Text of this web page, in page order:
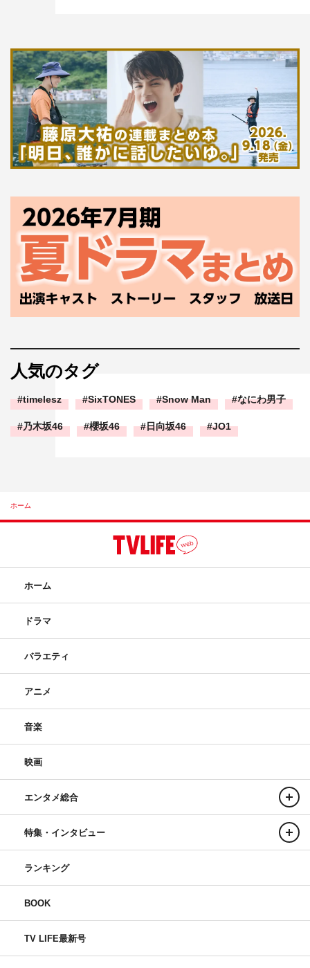
人気のタグ
timelesz SixTONES Snow Man なにわ男子
乃木坂46 櫻坂46 日向坂46 JO1
ホーム
ホーム
ドラマ
バラエティ
アニメ
音楽
映画
エンタメ総合
特集・インタビュー
ランキング
BOOK
TV LIFE最新号